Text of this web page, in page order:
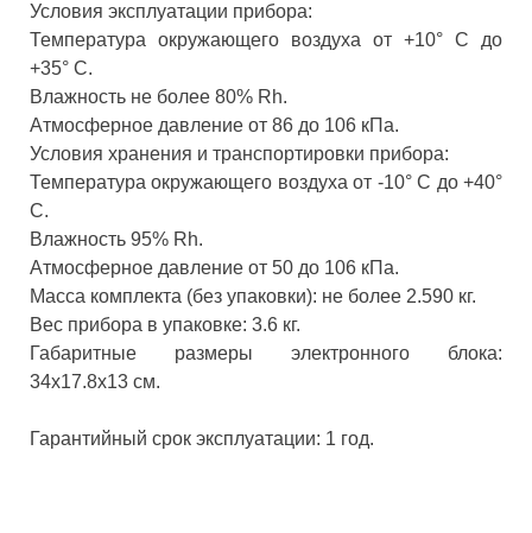
Условия эксплуатации прибора:
Температура окружающего воздуха от +10° C до
+35° C.
Влажность не более 80% Rh.
Атмосферное давление от 86 до 106 кПа.
Условия хранения и транспортировки прибора:
Температура окружающего воздуха от -10° C до +40°
C.
Влажность 95% Rh.
Атмосферное давление от 50 до 106 кПа.
Масса комплекта (без упаковки): не более 2.590 кг.
Вес прибора в упаковке: 3.6 кг.
Габаритные размеры электронного блока:
34х17.8х13 см.
Гарантийный срок эксплуатации: 1 год.